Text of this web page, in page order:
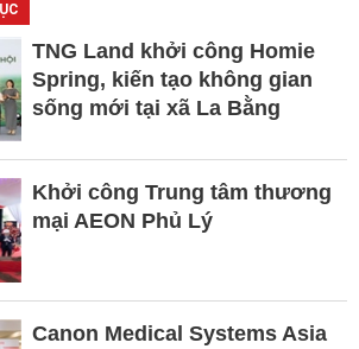
TNG Land khởi công Homie
Spring, kiến tạo không gian
sống mới tại xã La Bằng
Khởi công Trung tâm thương
mại AEON Phủ Lý
Canon Medical Systems Asia